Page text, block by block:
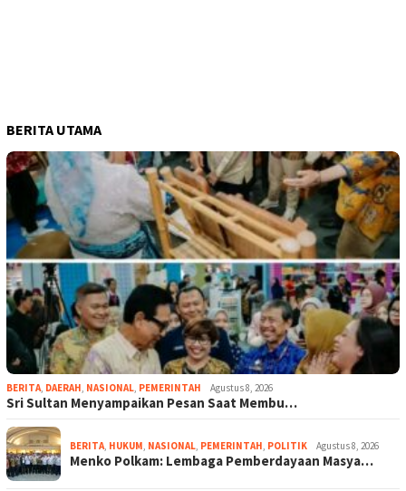
BERITA UTAMA
BERITA, DAERAH, NASIONAL, PEMERINTAH Agustus 8, 2026
Sri Sultan Menyampaikan Pesan Saat Membu…
BERITA, HUKUM, NASIONAL, PEMERINTAH, POLITIK Agustus 8, 2026
Menko Polkam: Lembaga Pemberdayaan Masya…